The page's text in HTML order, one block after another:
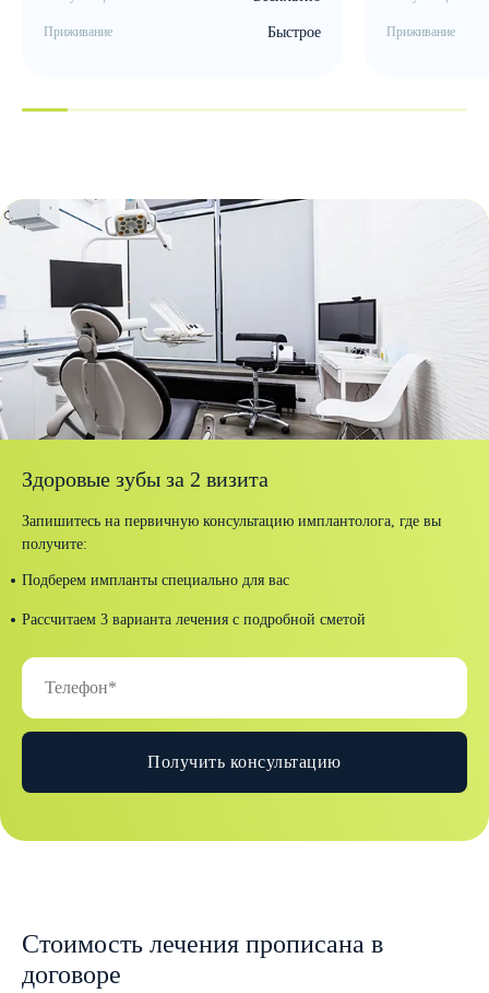
Приживание Быстрое Приживание
Здоровые зубы за 2 визита
Запишитесь на первичную консультацию имплантолога, где вы
получите:
Подберем импланты специально для вас
Рассчитаем 3 варианта лечения с подробной сметой
Получить консультацию
Стоимость лечения прописана в
договоре